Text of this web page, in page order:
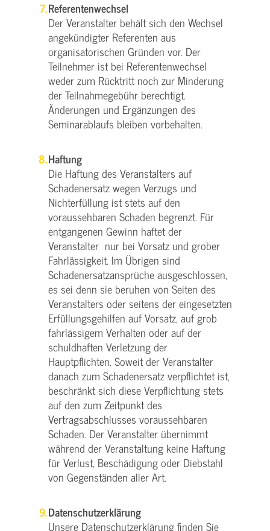
Referentenwechsel
Der Veranstalter behält sich den Wechsel
angekündigter Referenten aus
organisatorischen Gründen vor. Der
Teilnehmer ist bei Referentenwechsel
weder zum Rücktritt noch zur Minderung
der Teilnahmegebühr berechtigt.
Änderungen und Ergänzungen des
Seminarablaufs bleiben vorbehalten.
Haftung
Die Haftung des Veranstalters auf
Schadenersatz wegen Verzugs und
Nichterfüllung ist stets auf den
voraussehbaren Schaden begrenzt. Für
entgangenen Gewinn haftet der
Veranstalter nur bei Vorsatz und grober
Fahrlässigkeit. Im Übrigen sind
Schadenersatzansprüche ausgeschlossen,
es sei denn sie beruhen von Seiten des
Veranstalters oder seitens der eingesetzten
Erfüllungsgehilfen auf Vorsatz, auf grob
fahrlässigem Verhalten oder auf der
schuldhaften Verletzung der
Hauptpflichten. Soweit der Veranstalter
danach zum Schadenersatz verpflichtet ist,
beschränkt sich diese Verpflichtung stets
auf den zum Zeitpunkt des
Vertragsabschlusses voraussehbaren
Schaden. Der Veranstalter übernimmt
während der Veranstaltung keine Haftung
für Verlust, Beschädigung oder Diebstahl
von Gegenständen aller Art.
Datenschutzerklärung
Unsere Datenschutzerklärung finden Sie